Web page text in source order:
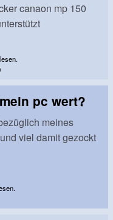
canaon mp 150
pc wert?
meines
viel damit gezockt